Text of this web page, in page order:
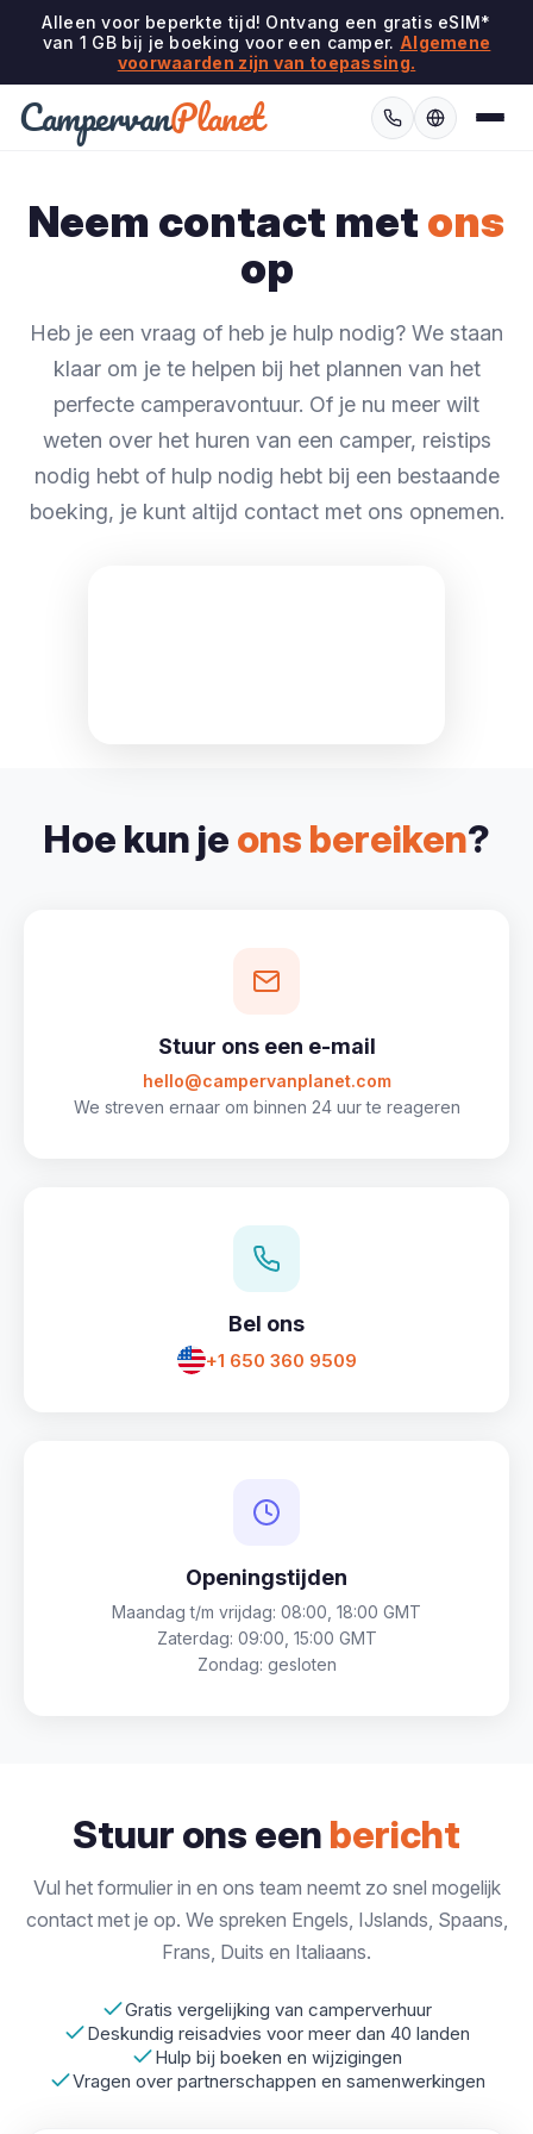
Alleen voor beperkte tijd! Ontvang een gratis eSIM*
van 1 GB bij je boeking voor een camper. Algemene
voorwaarden zijn van toepassing.
CampervanPlanet
Neem contact met ons
op
Heb je een vraag of heb je hulp nodig? We staan
klaar om je te helpen bij het plannen van het
perfecte camperavontuur. Of je nu meer wilt
weten over het huren van een camper, reistips
nodig hebt of hulp nodig hebt bij een bestaande
boeking, je kunt altijd contact met ons opnemen.
Hoe kun je ons bereiken?
Stuur ons een e-mail
hello@campervanplanet.com
We streven ernaar om binnen 24 uur te reageren
Bel ons
+1 650 360 9509
Openingstijden
Maandag t/m vrijdag: 08:00, 18:00 GMT
Zaterdag: 09:00, 15:00 GMT
Zondag: gesloten
Stuur ons een bericht
Vul het formulier in en ons team neemt zo snel mogelijk
contact met je op. We spreken Engels, IJslands, Spaans,
Frans, Duits en Italiaans.
Gratis vergelijking van camperverhuur
Deskundig reisadvies voor meer dan 40 landen
Hulp bij boeken en wijzigingen
Vragen over partnerschappen en samenwerkingen